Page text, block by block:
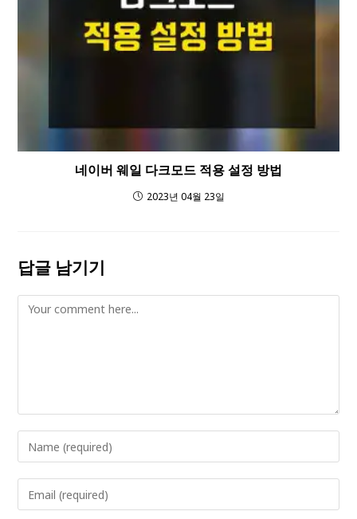
네이버 웨일 다크모드 적용 설정 방법
2023년 04월 23일
답글 남기기
Comment
Enter
your
name
Enter
your